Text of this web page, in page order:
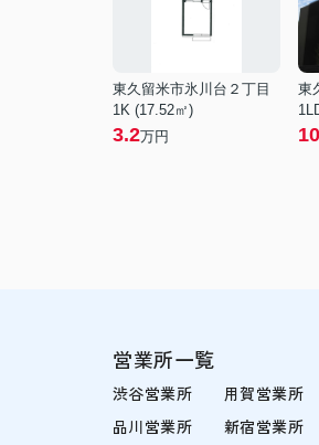
東久留米市氷川台２丁目
1K (17.52㎡)
3.2万円
東
営業所一覧
渋谷営業所
品川営業所
用賀営業所
新宿営業所